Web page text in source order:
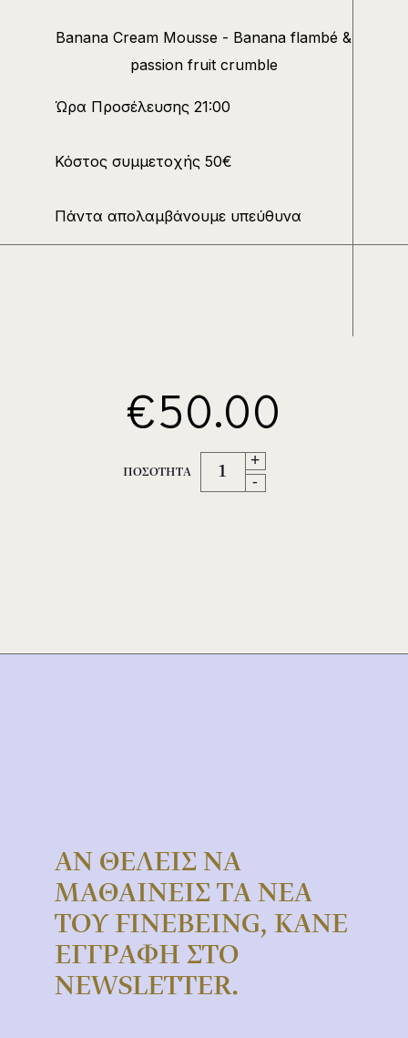
Banana Cream Mousse - Banana flambé &
passion fruit crumble
Ώρα Προσέλευσης 21:00
Κόστος συμμετοχής 50€
Πάντα απολαμβάνουμε υπεύθυνα
€50.00
ΠΟΣΟΤΗΤΑ
+
-
ΑΝ ΘΕΛΕΙΣ ΝΑ
ΜΑΘΑΙΝΕΙΣ ΤΑ ΝΕΑ
ΤΟΥ FINEBEING, ΚΑΝΕ
ΕΓΓΡΑΦΗ ΣΤΟ
NEWSLETTER.